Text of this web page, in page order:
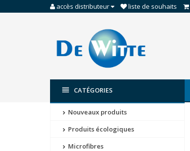
accès distributeur liste de souhaits
CATÉGORIES
Nouveaux produits
Produits écologiques
Microfibres